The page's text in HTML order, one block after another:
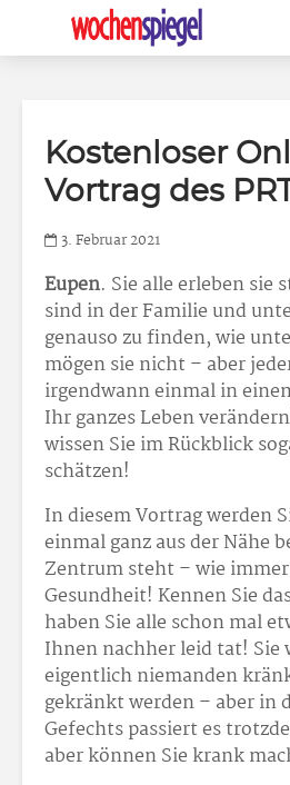
Kostenloser
Vortrag des PRT
3. Februar 2021
Eupen. Sie alle erleben sie
sind in der Familie und
genauso zu finden, wie
mögen sie nicht – aber
irgendwann einmal in
Ihr ganzes Leben
wissen Sie im Rückblick
schätzen!
In diesem Vortrag werden
einmal ganz aus der Nähe
Zentrum steht – wie
Gesundheit! Kennen Sie
haben Sie alle schon mal
Ihnen nachher leid tat! Sie
eigentlich niemanden
gekränkt werden – aber in
Gefechts passiert es
aber können Sie krank